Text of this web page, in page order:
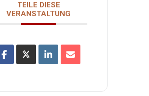
TEILE DIESE
VERANSTALTUNG